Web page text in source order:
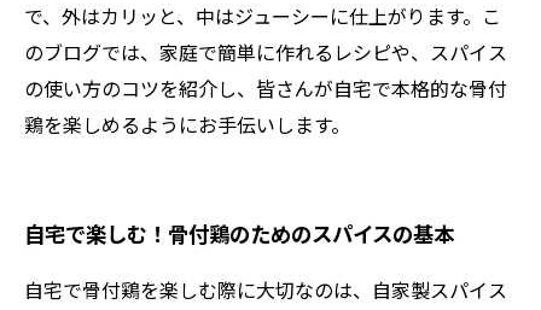
で、外はカリッと、中はジューシーに仕上がります。こ
のブログでは、家庭で簡単に作れるレシピや、スパイス
の使い方のコツを紹介し、皆さんが自宅で本格的な骨付
鶏を楽しめるようにお手伝いします。
自宅で楽しむ！骨付鶏のためのスパイスの基本
自宅で骨付鶏を楽しむ際に大切なのは、自家製スパイス